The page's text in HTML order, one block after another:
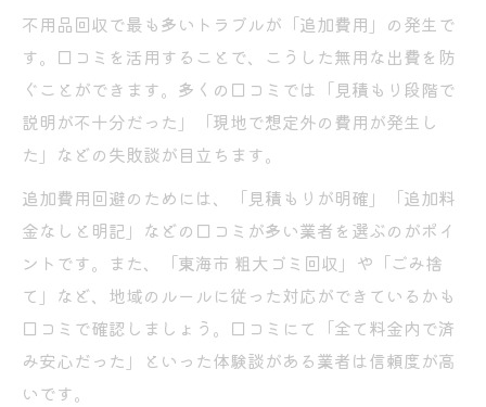
不用品回収で最も多いトラブルが「追加費用」の発生で
す。口コミを活用することで、こうした無用な出費を防
ぐことができます。多くの口コミでは「見積もり段階で
説明が不十分だった」「現地で想定外の費用が発生し
た」などの失敗談が目立ちます。
追加費用回避のためには、「見積もりが明確」「追加料
金なしと明記」などの口コミが多い業者を選ぶのがポイ
ントです。また、「東海市 粗大ゴミ回収」や「ごみ捨
て」など、地域のルールに従った対応ができているかも
口コミで確認しましょう。口コミにて「全て料金内で済
み安心だった」といった体験談がある業者は信頼度が高
いです。